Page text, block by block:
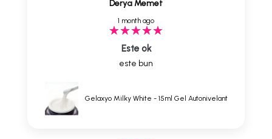
Derya Memet
1 month ago
Este ok
este bun
Gelaxyo Milky White - 15ml Gel Autonivelant